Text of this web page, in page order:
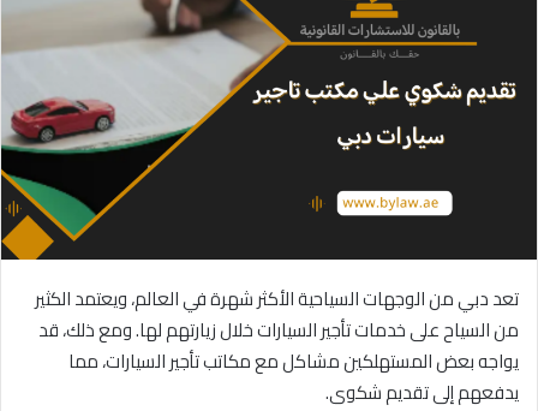
تعد دبي من الوجهات السياحية الأكثر شهرة في العالم، ويعتمد الكثير
من السياح على خدمات تأجير السيارات خلال زيارتهم لها. ومع ذلك، قد
يواجه بعض المستهلكين مشاكل مع مكاتب تأجير السيارات، مما
يدفعهم إلى تقديم شكوى.